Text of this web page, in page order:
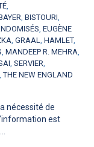
,
, BISTOURI,
, EUGÈNE
, GRAAL, HAMLET,
, MANDEEP R. MEHRA,
, SERVIER,
,THE NEW ENGLAND
nécessité de
est